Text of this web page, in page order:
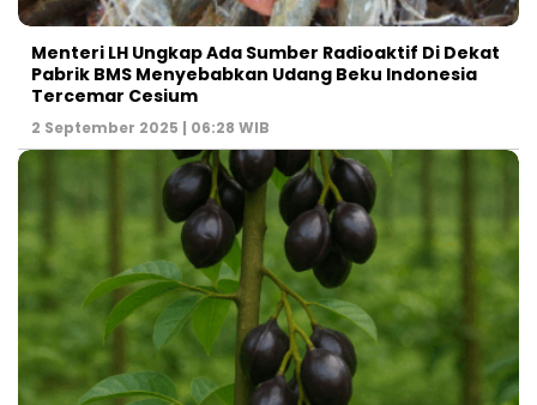
Menteri LH Ungkap Ada Sumber Radioaktif Di Dekat
Pabrik BMS Menyebabkan Udang Beku Indonesia
Tercemar Cesium
2 September 2025 | 06:28 WIB